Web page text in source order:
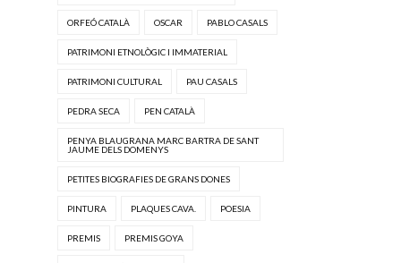
ORFEÓ CATALÀ OSCAR PABLO CASALS
PATRIMONI ETNOLÒGIC I IMMATERIAL
PATRIMONI CULTURAL PAU CASALS
PEDRA SECA PEN CATALÀ
PENYA BLAUGRANA MARC BARTRA DE SANT
JAUME DELS DOMENYS
PETITES BIOGRAFIES DE GRANS DONES
PINTURA PLAQUES CAVA. POESIA
PREMIS PREMIS GOYA